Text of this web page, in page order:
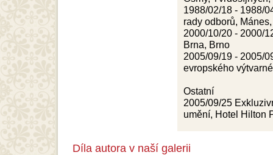
1988/02/18 - 1988/
rady odborů,
2000/10/20 - 2000/
Brna, Brno
2005/09/19 - 2005/
evropského
Ostatní
2005/09/25
umění, Hotel Hilton
Díla autora v naší galerii